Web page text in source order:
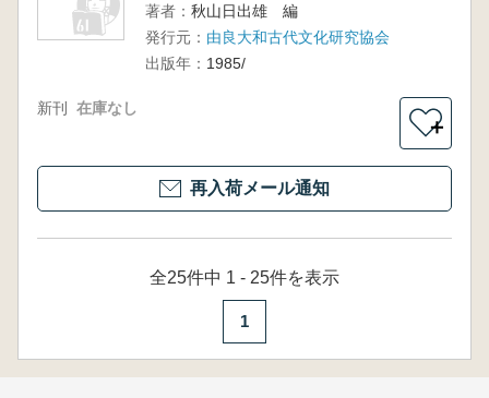
著者： 秋山日出雄 編
発行元： 由良大和古代文化研究協会
出版年： 1985/
新刊 在庫なし
＋
再入荷メール通知
全25件中 1 - 25件を表示
1